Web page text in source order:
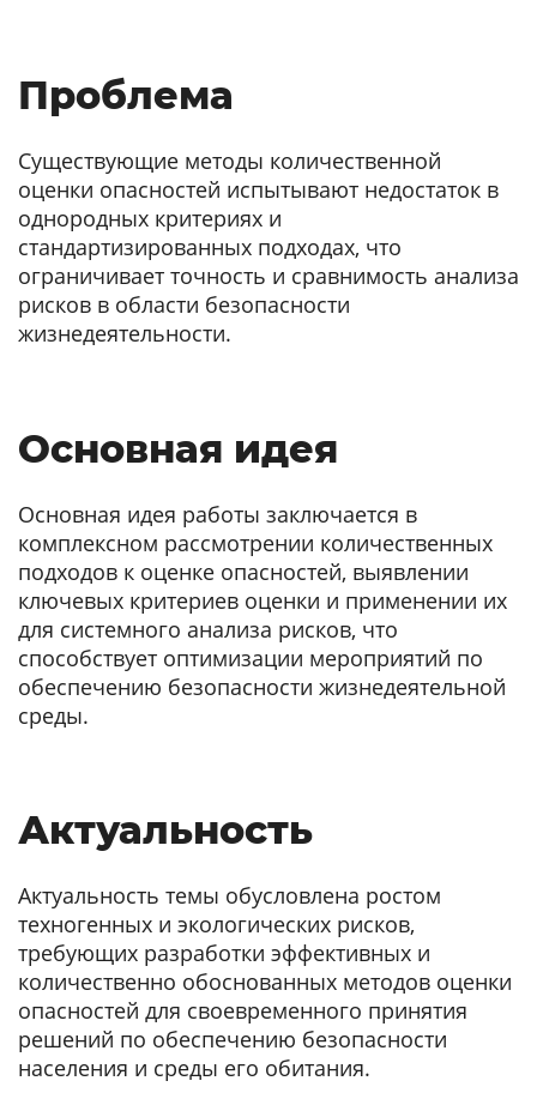
Проблема
Существующие методы количественной
оценки опасностей испытывают недостаток в
однородных критериях и
стандартизированных подходах, что
ограничивает точность и сравнимость анализа
рисков в области безопасности
жизнедеятельности.
Основная идея
Основная идея работы заключается в
комплексном рассмотрении количественных
подходов к оценке опасностей, выявлении
ключевых критериев оценки и применении их
для системного анализа рисков, что
способствует оптимизации мероприятий по
обеспечению безопасности жизнедеятельной
среды.
Актуальность
Актуальность темы обусловлена ростом
техногенных и экологических рисков,
требующих разработки эффективных и
количественно обоснованных методов оценки
опасностей для своевременного принятия
решений по обеспечению безопасности
населения и среды его обитания.